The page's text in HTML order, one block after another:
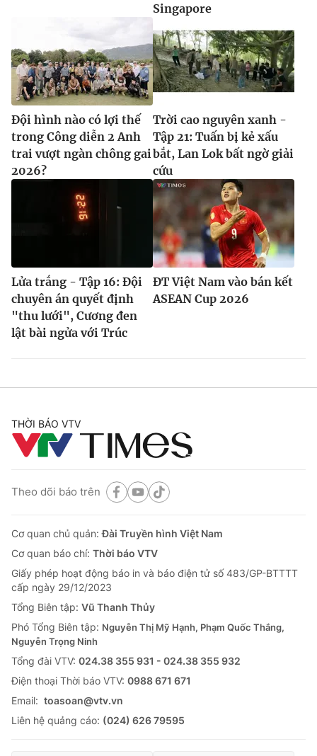
Singapore
Đội hình nào có lợi thế
trong Công diễn 2 Anh
trai vượt ngàn chông gai
2026?
Trời cao nguyên xanh -
Tập 21: Tuấn bị kẻ xấu
bắt, Lan Lok bất ngờ giải
cứu
Lửa trắng - Tập 16: Đội
chuyên án quyết định
"thu lưới", Cương đen
lật bài ngửa với Trúc
ĐT Việt Nam vào bán kết
ASEAN Cup 2026
THỜI BÁO VTV
Theo dõi báo trên
Cơ quan chủ quản:Đài Truyền hình Việt Nam
Cơ quan báo chí: Thời báo VTV
Giấy phép hoạt động báo in và báo điện tử số 483/GP-BTTTT
cấp ngày 29/12/2023
Tổng Biên tập: Vũ Thanh Thủy
Phó Tổng Biên tập: Nguyễn Thị Mỹ Hạnh, Phạm Quốc Thắng,
Nguyễn Trọng Ninh
Tổng đài VTV: 024.38 355 931 - 024.38 355 932
Ðiện thoại Thời báo VTV: 0988 671 671
Email: toasoan@vtv.vn
Liên hệ quảng cáo: (024) 626 79595